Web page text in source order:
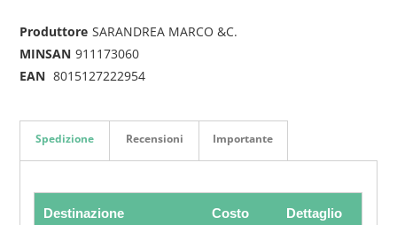
Produttore SARANDREA MARCO &C.
MINSAN 911173060
EAN 8015127222954
Spedizione
Destinazione Costo Dettaglio
Recensioni Importante